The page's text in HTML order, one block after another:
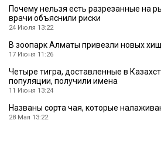
Почему нельзя есть разрезанные на
врачи объяснили риски
24 Июля 13:22
В зоопарк Алматы привезли новых
17 Июня 11:26
Четыре тигра, доставленные в
популяции, получили имена
11 Июня 13:24
Названы сорта чая, которые
28 Мая 13:22